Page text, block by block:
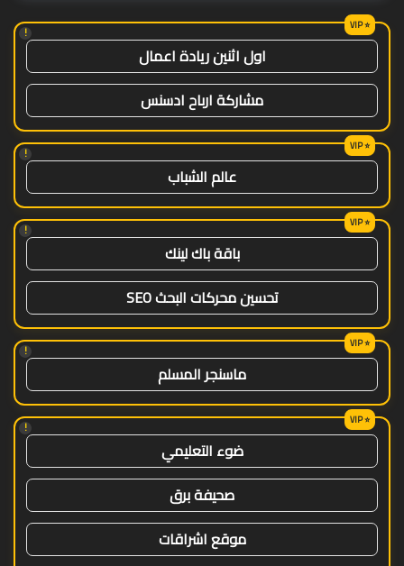
!
اول اثنين ريادة اعمال
مشاركة ارباح ادسنس
!
عالم الشباب
!
باقة باك لينك
تحسين محركات البحث SEO
!
ماسنجر المسلم
!
ضوء التعليمي
صحيفة برق
موقع اشراقات